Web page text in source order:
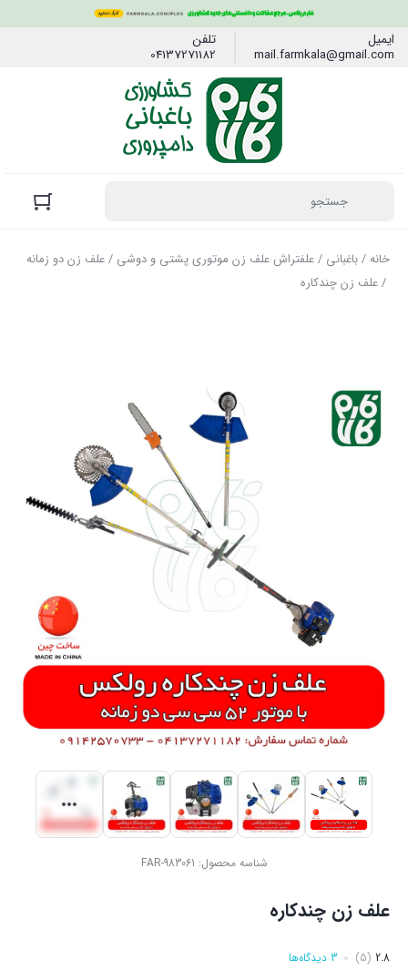
ایمیل
mail.farmkala@gmail.com
تلفن
04137271182
خانه/باغبانی /علفتراش علف زن موتوری پشتی و دوشی /علف زن دو زمانه
/ علف زن چندکاره
شناسه محصول: FAR-983061
علف زن چندکاره
2.8
(5) 3 دیدگاه‌ها